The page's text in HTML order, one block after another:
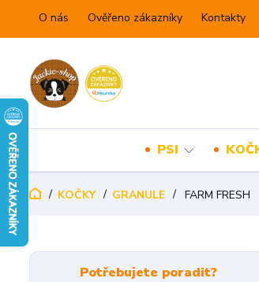
O nás Ověřeno zákazníky Kontakty
PSI
KOČKY GRANULE FARM FRESH
Potřebujete poradit?